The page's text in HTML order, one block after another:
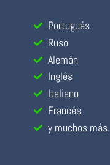
Portugués
Ruso
Alemán
Inglés
Italiano
Francés
y muchos más.